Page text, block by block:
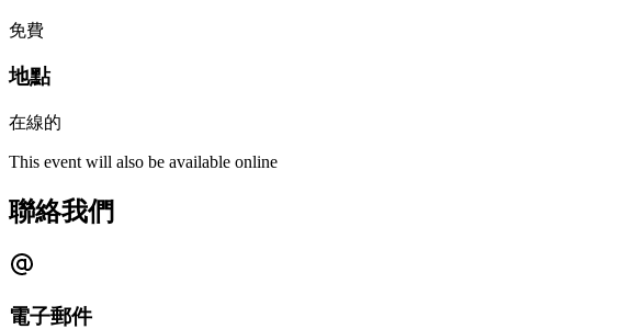
免費
地點
在線的
This event will also be available online
聯絡我們
電子郵件